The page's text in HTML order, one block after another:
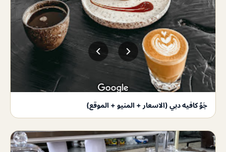
جَوُ كافيه دبي (الاسعار + المنيو + الموقع)